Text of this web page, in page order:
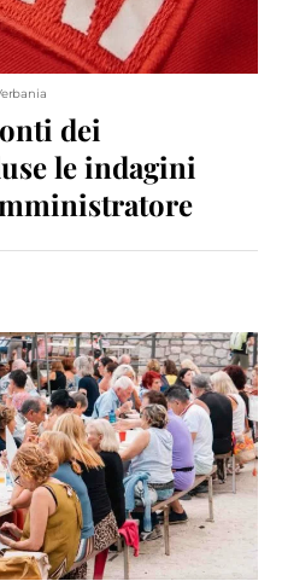
dei
le indagini